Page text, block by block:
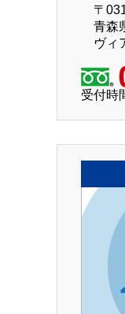
〒
青森
ヴィ
受付時